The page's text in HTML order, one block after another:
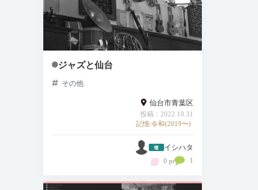
ジャズと仙台
その他
仙台市青葉区
投稿：2022.10.31
記憶:令和(2019〜)
イシハタ
0 pt 1